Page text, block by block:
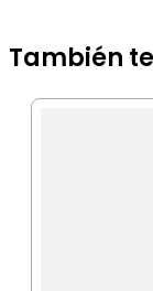
También